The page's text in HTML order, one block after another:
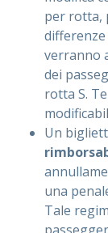
per rotta,
verranno
dei
rotta S.
Un
una
Tale